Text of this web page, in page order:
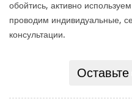
обойтись, активно
проводим индивидуальные,
консультации.